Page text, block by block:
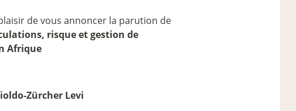
de vous annoncer la parution de
risque et gestion de
Afrique
Zürcher Levi